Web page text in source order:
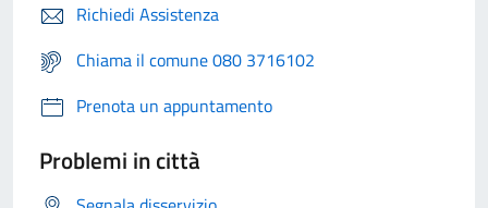
Richiedi Assistenza
Chiama il comune 080 3716102
Prenota un appuntamento
Problemi in città